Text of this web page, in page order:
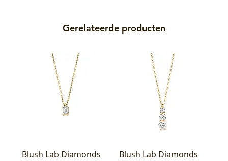
Gerelateerde producten
Blush Lab Diamonds
Blush Lab Diamonds